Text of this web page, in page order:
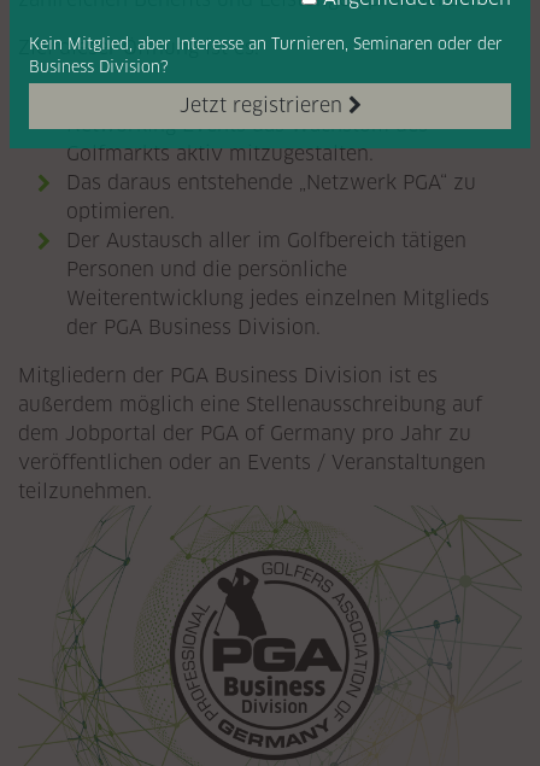
Ziel dieser Öffnung ist es:
Mit Seminaren, Workshops sowie Golf- und
Networking Events das Wachstum des
Golfmarkts aktiv mitzugestalten.
Das daraus entstehende „Netzwerk PGA“ zu
optimieren.
Der Austausch aller im Golfbereich tätigen
Personen und die persönliche
Weiterentwicklung jedes einzelnen Mitglieds
der PGA Business Division.
Mitgliedern der PGA Business Division ist es
außerdem möglich eine Stellenausschreibung auf
dem Jobportal der PGA of Germany pro Jahr zu
veröffentlichen oder an Events / Veranstaltungen
teilzunehmen.
Jetzt registrieren
Kein Mitglied, aber Interesse an Turnieren, Seminaren oder der
Business Division?